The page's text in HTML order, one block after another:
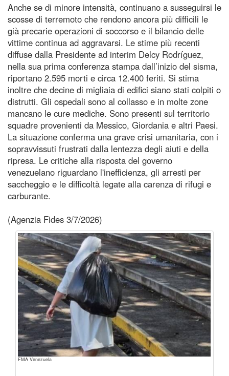
Anche se di minore intensità, continuano a susseguirsi le
scosse di terremoto che rendono ancora più difficili le
già precarie operazioni di soccorso e il bilancio delle
vittime continua ad aggravarsi. Le stime più recenti
diffuse dalla Presidente ad interim Delcy Rodríguez,
nella sua prima conferenza stampa dall’inizio del sisma,
riportano 2.595 morti e circa 12.400 feriti. Si stima
inoltre che decine di migliaia di edifici siano stati colpiti o
distrutti. Gli ospedali sono al collasso e in molte zone
mancano le cure mediche. Sono presenti sul territorio
squadre provenienti da Messico, Giordania e altri Paesi.
La situazione conferma una grave crisi umanitaria, con i
sopravvissuti frustrati dalla lentezza degli aiuti e della
ripresa. Le critiche alla risposta del governo
venezuelano riguardano l'inefficienza, gli arresti per
saccheggio e le difficoltà legate alla carenza di rifugi e
carburante.
(Agenzia Fides 3/7/2026)
FMA Venezuela